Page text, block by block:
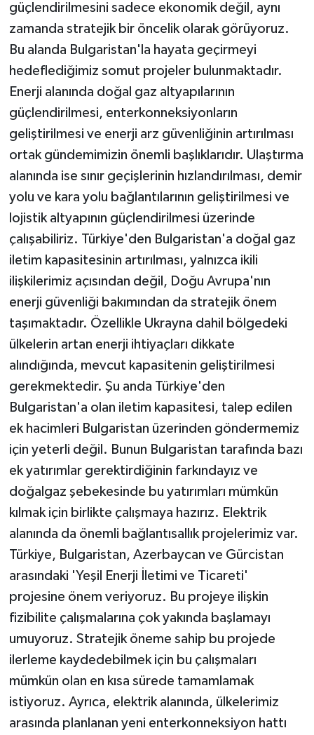
güçlendirilmesini sadece ekonomik değil, aynı
zamanda stratejik bir öncelik olarak görüyoruz.
Bu alanda Bulgaristan'la hayata geçirmeyi
hedeflediğimiz somut projeler bulunmaktadır.
Enerji alanında doğal gaz altyapılarının
güçlendirilmesi, enterkonneksiyonların
geliştirilmesi ve enerji arz güvenliğinin artırılması
ortak gündemimizin önemli başlıklarıdır. Ulaştırma
alanında ise sınır geçişlerinin hızlandırılması, demir
yolu ve kara yolu bağlantılarının geliştirilmesi ve
lojistik altyapının güçlendirilmesi üzerinde
çalışabiliriz. Türkiye'den Bulgaristan'a doğal gaz
iletim kapasitesinin artırılması, yalnızca ikili
ilişkilerimiz açısından değil, Doğu Avrupa'nın
enerji güvenliği bakımından da stratejik önem
taşımaktadır. Özellikle Ukrayna dahil bölgedeki
ülkelerin artan enerji ihtiyaçları dikkate
alındığında, mevcut kapasitenin geliştirilmesi
gerekmektedir. Şu anda Türkiye'den
Bulgaristan'a olan iletim kapasitesi, talep edilen
ek hacimleri Bulgaristan üzerinden göndermemiz
için yeterli değil. Bunun Bulgaristan tarafında bazı
ek yatırımlar gerektirdiğinin farkındayız ve
doğalgaz şebekesinde bu yatırımları mümkün
kılmak için birlikte çalışmaya hazırız. Elektrik
alanında da önemli bağlantısallık projelerimiz var.
Türkiye, Bulgaristan, Azerbaycan ve Gürcistan
arasındaki 'Yeşil Enerji İletimi ve Ticareti'
projesine önem veriyoruz. Bu projeye ilişkin
fizibilite çalışmalarına çok yakında başlamayı
umuyoruz. Stratejik öneme sahip bu projede
ilerleme kaydedebilmek için bu çalışmaları
mümkün olan en kısa sürede tamamlamak
istiyoruz. Ayrıca, elektrik alanında, ülkelerimiz
arasında planlanan yeni enterkonneksiyon hattı